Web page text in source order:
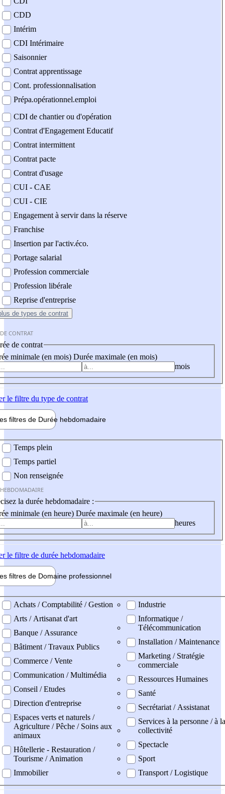
CDD
Intérim
CDI Intérimaire
Saisonnier
Contrat apprentissage
Cont. professionnalisation
Prépa.opérationnel.emploi
CDI de chantier ou d'opération
Contrat d'Engagement Educatif
Contrat intermittent
Contrat pacte
Contrat d'usage
CUI - CAE
CUI - CIE
Engagement à servir dans la réserve
Franchise
Insertion par l'activ.éco.
Portage salarial
Profession commerciale
Profession libérale
Reprise d'entreprise
de types de contrat
CONTRAT
de contrat
minimale (en mois) Durée maximale (en mois)
mois
le filtre du type de contrat
filtres de Durée hebdomadaire
Temps plein
Temps partiel
Non renseignée
la durée hebdomadaire :
minimale (en heure) Durée maximale (en heure)
heures
le filtre de durée hebdomadaire
filtres de Domaine professionnel
professionel
Achats / Comptabilité / Gestion
Arts / Artisanat d'art
Banque / Assurance
Bâtiment / Travaux Publics
Commerce / Vente
Communication / Multimédia
Conseil / Etudes
Direction d'entreprise
Espaces verts et naturels /
Agriculture / Pêche / Soins aux
animaux
Hôtellerie - Restauration /
Tourisme / Animation
Immobilier
Industrie
Informatique /
Télécommunication
Installation / Maintenance
Marketing / Stratégie
commerciale
Ressources Humaines
Santé
Secrétariat / Assistanat
Services à la personne / à la
collectivité
Spectacle
Sport
Transport / Logistique